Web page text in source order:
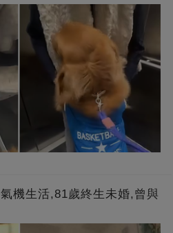
機生活,81歲終生未婚,曾與